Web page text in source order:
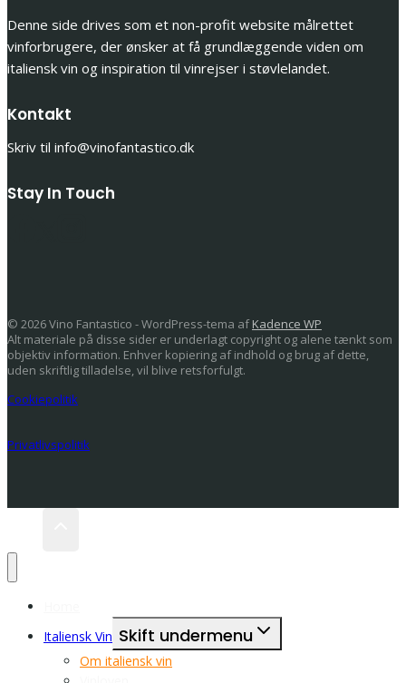
Denne side drives som et non-profit website målrettet
vinforbrugere, der ønsker at få grundlæggende viden om
italiensk vin og inspiration til vinrejser i støvlelandet.
Kontakt
Skriv til info@vinofantastico.dk
Stay In Touch
© 2026 Vino Fantastico - WordPress-tema afKadence WP
Alt materiale på disse sider er underlagt copyright og alene tænkt som
objektiv information. Enhver kopiering af indhold og brug af dette,
uden skriftlig tilladelse, vil blive retsforfulgt.
Cookiepolitik
Privatlivspolitik
Italiensk Vin Skift undermenu
Om italiensk vin